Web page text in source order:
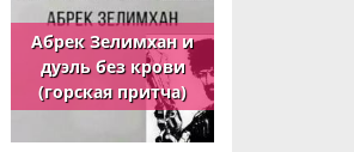
Абрек Зелимхан и
дуэль без крови
(горская притча)